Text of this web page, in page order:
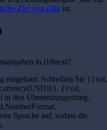
Ziel von i18n ist.
in i18next?
eingebaut: Schreiben Sie {{val,
{{val,
den Übersetzungsstring.
Sprache auf, sodass die